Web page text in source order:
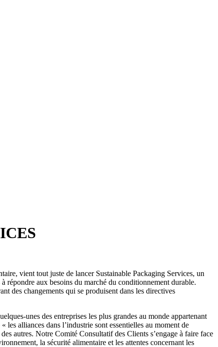
vient tout juste de lancer Sustainable Packaging Services, un
répondre aux besoins du marché du conditionnement durable.
des changements qui se produisent dans les directives
unes des entreprises les plus grandes au monde appartenant
alliances dans l’industrie sont essentielles au moment de
autres. Notre Comité Consultatif des Clients s’engage à faire face
la sécurité alimentaire et les attentes concernant les